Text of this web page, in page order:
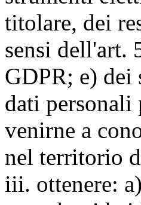
titolare, dei
sensi dell'art.
GDPR; e) dei
dati personali
venirne a
nel territorio
iii. ottenere: